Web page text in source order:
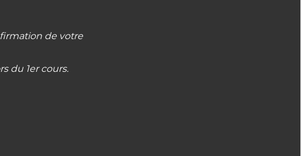
de votre
du 1er cours.